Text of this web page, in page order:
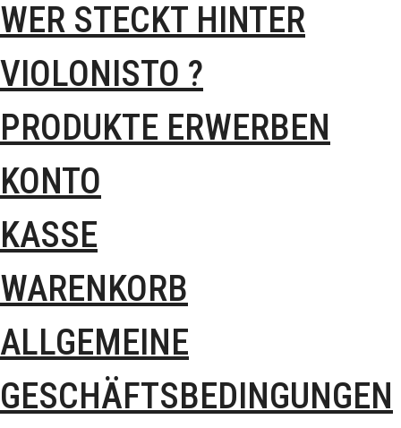
WER STECKT HINTER
VIOLONISTO ?
PRODUKTE ERWERBEN
KONTO
KASSE
WARENKORB
ALLGEMEINE
GESCHÄFTSBEDINGUNGEN